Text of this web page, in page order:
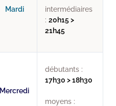
Mardi
intermédiaires
: 20h15 >
21h45
Mercredi
débutants :
17h30 > 18h30
moyens :